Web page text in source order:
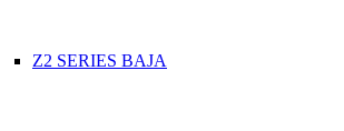
Z2 SERIES BAJA